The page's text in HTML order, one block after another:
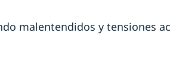
malentendidos y tensiones